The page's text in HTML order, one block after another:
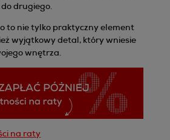
drugiego.
to nie tylko praktyczny element
wyjątkowy detal, który wniesie
wnętrza.
na raty